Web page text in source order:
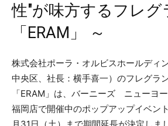
性"が味方するフレ
「ERAM」 ～
株式会社ポーラ・オルビスホールディ
中央区、社長：横手喜一）のフレグラ
「ERAM」は、バーニーズ ニュー
福岡店で開催中のポップアップイベン